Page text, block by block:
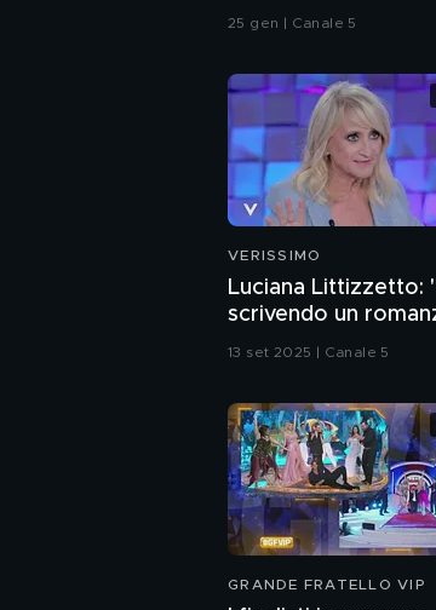
25 gen | Canale 5
VERISSIMO
Luciana Littizzetto:
scrivendo un
13 set 2025 | Canale 5
GRANDE FRATELLO VIP